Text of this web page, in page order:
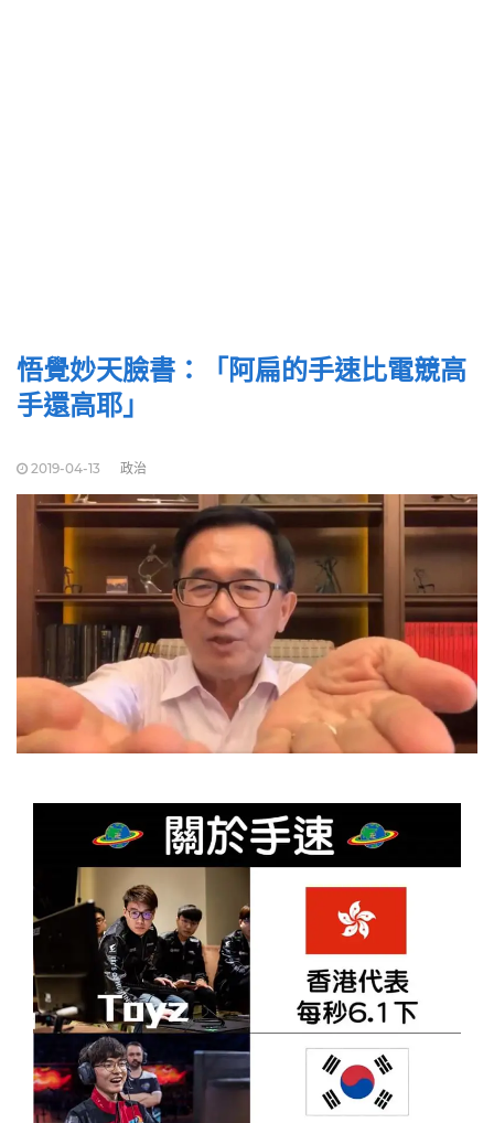
悟覺妙天臉書：「阿扁的手速比電競高
手還高耶」
2019-04-13 政治